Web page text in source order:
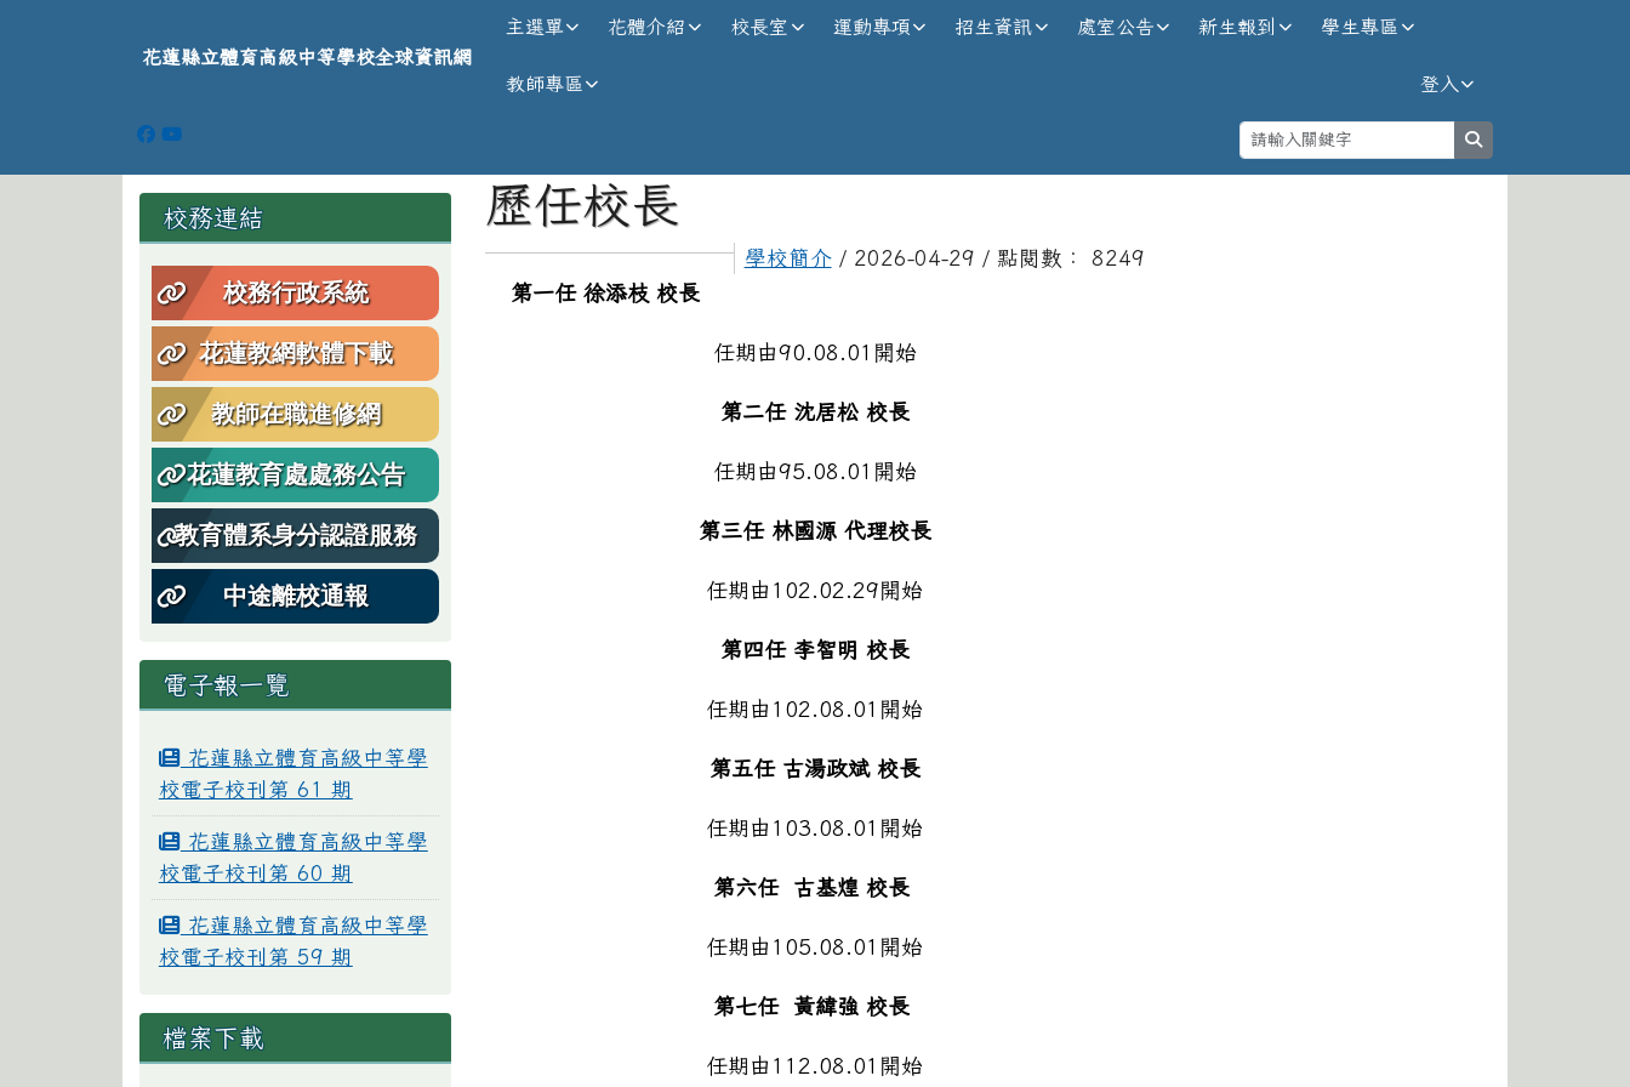
花蓮縣立體育高級中等學校全球資訊網
花蓮縣立體育高級中等學校全球資訊網
主選單 花體介紹 校長室 運動專項 招生資訊 處室公告 新生報到 學生專區
教師專區 登入
左邊區域內容
校務連結
校務行政系統
花蓮教網軟體下載
教師在職進修網
花蓮教育處處務公告
教育體系身分認證服務
中途離校通報
電子報一覽
花蓮縣立體育高級中等學
校電子校刊第 61 期
花蓮縣立體育高級中等學
校電子校刊第 60 期
花蓮縣立體育高級中等學
校電子校刊第 59 期
檔案下載
主內容區域
歷任校長
學校簡介/ 2026-04-29 / 點閱數： 8249
第一任 徐添枝 校長
任期由90.08.01開始
第二任 沈居松 校長
任期由95.08.01開始
第三任 林國源 代理校長
任期由102.02.29開始
第四任 李智明 校長
任期由102.08.01開始
第五任 古湯政斌 校長
任期由103.08.01開始
第六任 古基煌 校長
任期由105.08.01開始
第七任 黃緯強 校長
任期由112.08.01開始
頁尾區域